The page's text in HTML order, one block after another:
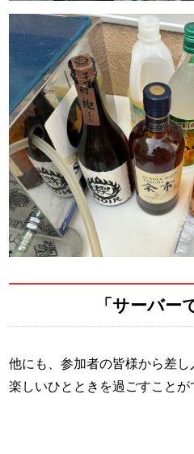
「サーバー
他にも、参加者の皆様から差し
楽しいひとときを過ごすことが